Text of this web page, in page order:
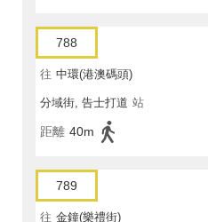
788
往 中環(港澳碼頭)
分域街, 告士打道 站
距離 40m
789
往 金鐘(樂禮街)